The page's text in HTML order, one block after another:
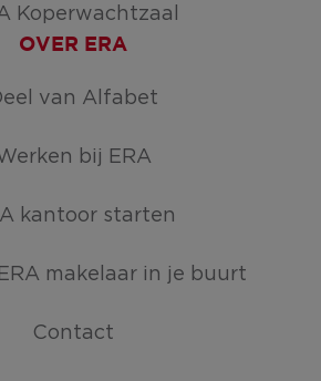
Koperwachtzaal
OVER ERA
van Alfabet
bij ERA
kantoor starten
makelaar in je buurt
Contact